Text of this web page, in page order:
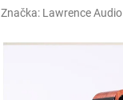
Značka: Lawrence Audio